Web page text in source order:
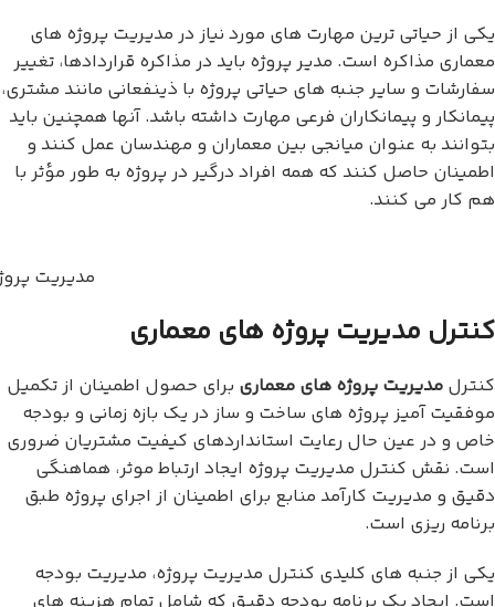
یکی از حیاتی ترین مهارت های مورد نیاز در مدیریت پروژه های
معماری مذاکره است. مدیر پروژه باید در مذاکره قراردادها، تغییر
سفارشات و سایر جنبه های حیاتی پروژه با ذینفعانی مانند مشتری،
پیمانکار و پیمانکاران فرعی مهارت داشته باشد. آنها همچنین باید
بتوانند به عنوان میانجی بین معماران و مهندسان عمل کنند و
اطمینان حاصل کنند که همه افراد درگیر در پروژه به طور مؤثر با
هم کار می کنند.
مدیریت
کنترل مدیریت پروژه های معماری
کنترل مدیریت پروژه های معماری برای حصول اطمینان از تکمیل
موفقیت آمیز پروژه های ساخت و ساز در یک بازه زمانی و بودجه
خاص و در عین حال رعایت استانداردهای کیفیت مشتریان ضروری
است. نقش کنترل مدیریت پروژه ایجاد ارتباط موثر، هماهنگی
دقیق و مدیریت کارآمد منابع برای اطمینان از اجرای پروژه طبق
برنامه ریزی است.
یکی از جنبه های کلیدی کنترل مدیریت پروژه، مدیریت بودجه